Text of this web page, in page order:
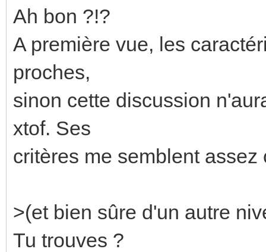
Ah bon ?!?
A première vue, les
proches,
sinon cette discussion
xtof. Ses
critères me semblent assez
>(et bien sûre d'un autre
Tu trouves ?